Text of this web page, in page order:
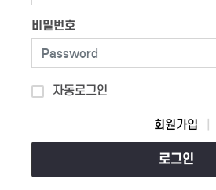
비밀번호
자동로그인
회원가입
로그인